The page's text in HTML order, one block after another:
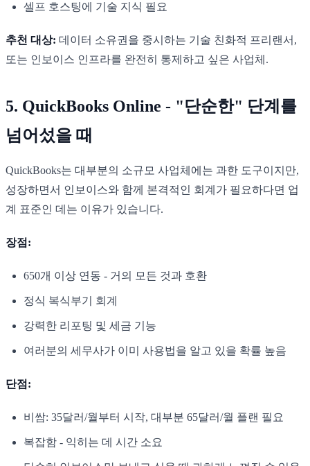
셀프 호스팅에 기술 지식 필요
추천 대상: 데이터 소유권을 중시하는 기술 친화적 프리랜서,
또는 인보이스 인프라를 완전히 통제하고 싶은 사업체.
5. QuickBooks Online - "단순한" 단계를
넘어섰을 때
QuickBooks는 대부분의 소규모 사업체에는 과한 도구이지만,
성장하면서 인보이스와 함께 본격적인 회계가 필요하다면 업
계 표준인 데는 이유가 있습니다.
장점:
650개 이상 연동 - 거의 모든 것과 호환
정식 복식부기 회계
강력한 리포팅 및 세금 기능
여러분의 세무사가 이미 사용법을 알고 있을 확률 높음
단점:
비쌈: 35달러/월부터 시작, 대부분 65달러/월 플랜 필요
복잡함 - 익히는 데 시간 소요